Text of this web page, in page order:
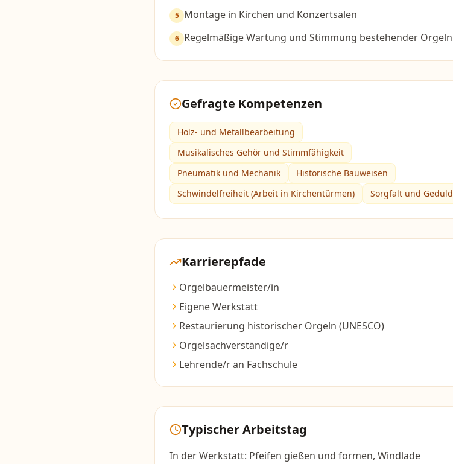
5 Montage in Kirchen und Konzertsälen
6 Regelmäßige Wartung und Stimmung bestehender Orgeln
Gefragte Kompetenzen
Holz- und Metallbearbeitung
Musikalisches Gehör und Stimmfähigkeit
Pneumatik und Mechanik
Historische Bauweisen
Schwindelfreiheit (Arbeit in Kirchentürmen)
Sorgfalt und Geduld
Karrierepfade
Orgelbauermeister/in
Eigene Werkstatt
Restaurierung historischer Orgeln (UNESCO)
Orgelsachverständige/r
Lehrende/r an Fachschule
Typischer Arbeitstag
In der Werkstatt: Pfeifen gießen und formen, Windlade